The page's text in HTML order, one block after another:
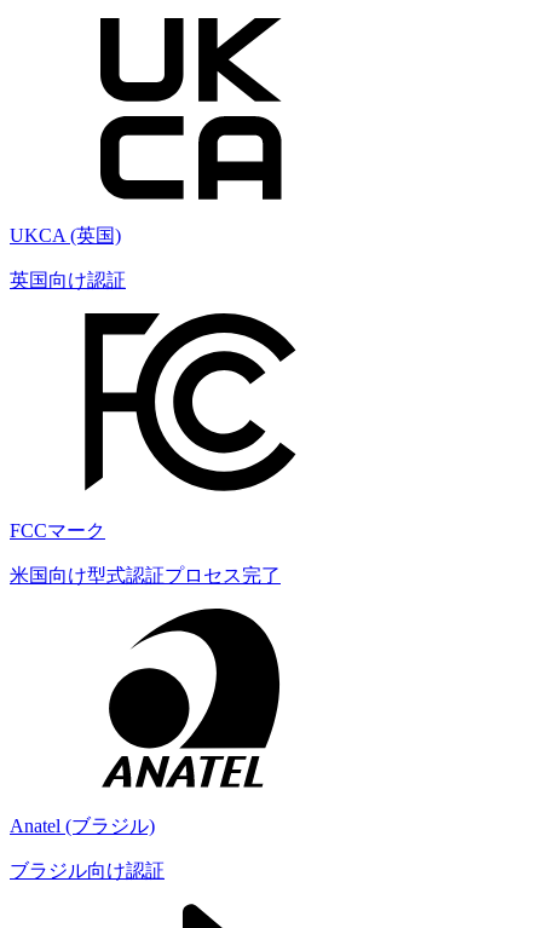
UKCA (英国)
英国向け認証
FCCマーク
米国向け型式認証プロセス完了
Anatel (ブラジル)
ブラジル向け認証